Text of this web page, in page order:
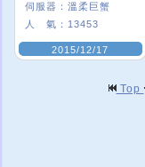
伺服器： 溫柔巨蟹
人 氣： 13453
2015/12/17
Top